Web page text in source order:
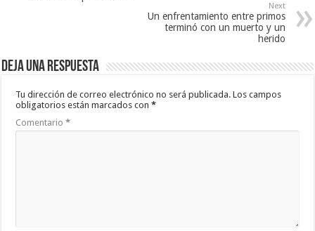
Next
Un enfrentamiento entre primos
terminó con un muerto y un
herido
Deja una respuesta
Tu dirección de correo electrónico no será publicada. Los campos
obligatorios están marcados con*
Comentario*